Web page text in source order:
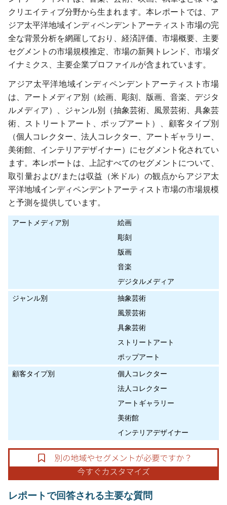
クリエイティブ分野から生まれます。本レポートでは、ア
ジア太平洋地域インディペンデントアーティスト市場の完
全な背景分析を網羅しており、経済評価、市場概要、主要
セグメントの市場規模推定、市場の新興トレンド、市場ダ
イナミクス、主要企業プロファイルが含まれています。
アジア太平洋地域インディペンデントアーティスト市場
は、アートメディア別（絵画、彫刻、版画、音楽、デジタ
ルメディア）、ジャンル別（抽象芸術、風景芸術、具象芸
術、ストリートアート、ポップアート）、顧客タイプ別
（個人コレクター、法人コレクター、アートギャラリー、
美術館、インテリアデザイナー）にセグメント化されてい
ます。本レポートは、上記すべてのセグメントについて、
取引量および/または収益（米ドル）の観点からアジア太
平洋地域インディペンデントアーティスト市場の市場規模
と予測を提供しています。
アートメディア別
絵画
彫刻
版画
音楽
デジタルメディア
ジャンル別
抽象芸術
風景芸術
具象芸術
ストリートアート
ポップアート
顧客タイプ別
個人コレクター
法人コレクター
アートギャラリー
美術館
インテリアデザイナー
レポートで回答される主要な質問